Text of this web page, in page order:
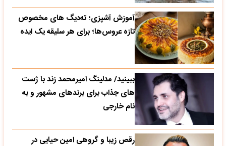
آموزش آشپزی؛ ته‌دیگ‌ های مخصوص
تازه‌ عروس‌ها؛ برای هر سلیقه یک ایده
ببینید/ مدلینگ امیرمحمد زند با ژست
های جذاب برای برندهای مشهور و به
نام خارجی
رقص زیبا و گروهی امین حیایی در